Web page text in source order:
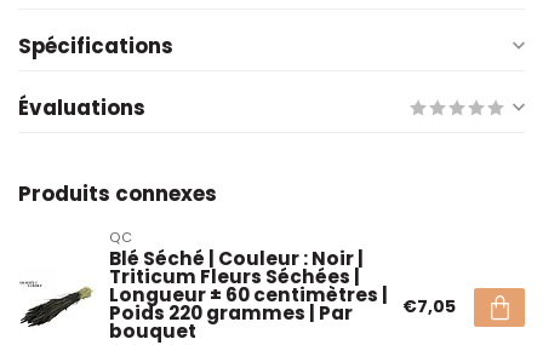
Spécifications
Évaluations
Produits connexes
QC
Blé Séché | Couleur : Noir |
Triticum Fleurs Séchées |
Longueur ± 60 centimètres |
Poids 220 grammes | Par
bouquet
€7,05